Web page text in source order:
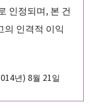
인정되며, 본 건
의 인격적 이익
년) 8월 21일